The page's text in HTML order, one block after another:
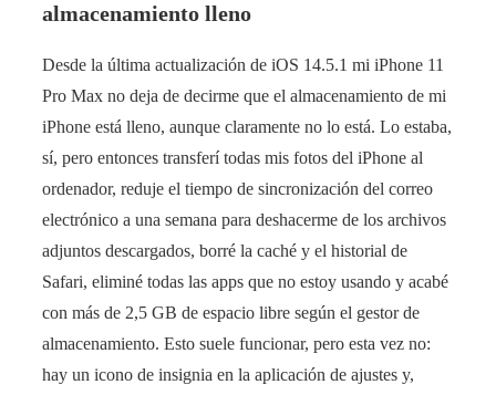
almacenamiento lleno
Desde la última actualización de iOS 14.5.1 mi iPhone 11
Pro Max no deja de decirme que el almacenamiento de mi
iPhone está lleno, aunque claramente no lo está. Lo estaba,
sí, pero entonces transferí todas mis fotos del iPhone al
ordenador, reduje el tiempo de sincronización del correo
electrónico a una semana para deshacerme de los archivos
adjuntos descargados, borré la caché y el historial de
Safari, eliminé todas las apps que no estoy usando y acabé
con más de 2,5 GB de espacio libre según el gestor de
almacenamiento. Esto suele funcionar, pero esta vez no:
hay un icono de insignia en la aplicación de ajustes y,